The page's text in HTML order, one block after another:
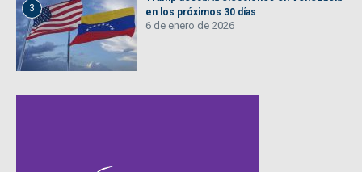
3
en los próximos 30 días
6 de enero de 2026